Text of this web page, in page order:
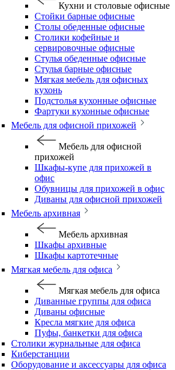
Кухни и столовые офисные
Стойки барные офисные
Столы обеденные офисные
Столики кофейные и
сервировочные офисные
Стулья обеденные офисные
Стулья барные офисные
Мягкая мебель для офисных
кухонь
Подстолья кухонные офисные
Фартуки кухонные офисные
Мебель для офисной прихожей
Мебель для офисной
прихожей
Шкафы-купе для прихожей в
офис
Обувницы для прихожей в офис
Диваны для офисной прихожей
Мебель архивная
Мебель архивная
Шкафы архивные
Шкафы картотечные
Мягкая мебель для офиса
Мягкая мебель для офиса
Диванные группы для офиса
Диваны офисные
Кресла мягкие для офиса
Пуфы, банкетки для офиса
Столики журнальные для офиса
Киберстанции
Оборудование и аксессуары для офиса